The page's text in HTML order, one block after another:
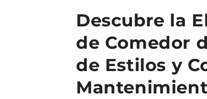
Descubre la
de Comedor
de Estilos y